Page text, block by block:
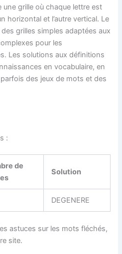
une grille où chaque lettre est
horizontal et l’autre vertical. Le
grilles simples adaptées aux
pour les
Les solutions aux définitions
en vocabulaire, en
des jeux de mots et des
:
de
Solution
DEGENERE
astuces sur les mots fléchés,
site.